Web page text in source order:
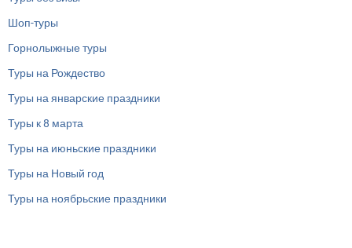
Шоп-туры
Горнолыжные туры
Туры на Рождество
Туры на январские праздники
Туры к 8 марта
Туры на июньские праздники
Туры на Новый год
Туры на ноябрьские праздники